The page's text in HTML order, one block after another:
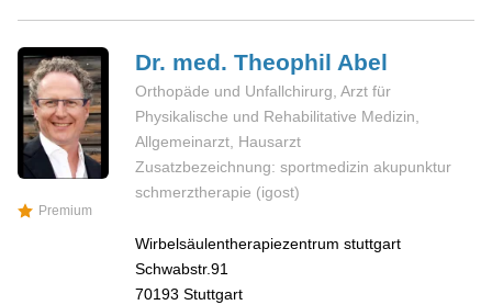
Premium
Dr. med. Theophil Abel
Orthopäde und Unfallchirurg, Arzt für
Physikalische und Rehabilitative Medizin,
Allgemeinarzt, Hausarzt
Zusatzbezeichnung: sportmedizin akupunktur
schmerztherapie (igost)
Wirbelsäulentherapiezentrum stuttgart
Schwabstr.91
70193 Stuttgart